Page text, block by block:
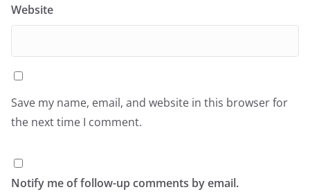
Website
Save my name, email, and website in this browser for
the next time I comment.
Notify me of follow-up comments by email.